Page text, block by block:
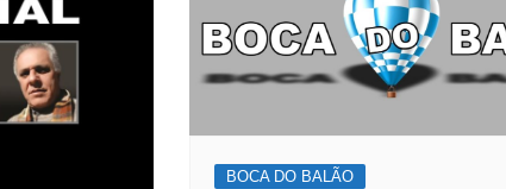
BOCA DO BALÃO